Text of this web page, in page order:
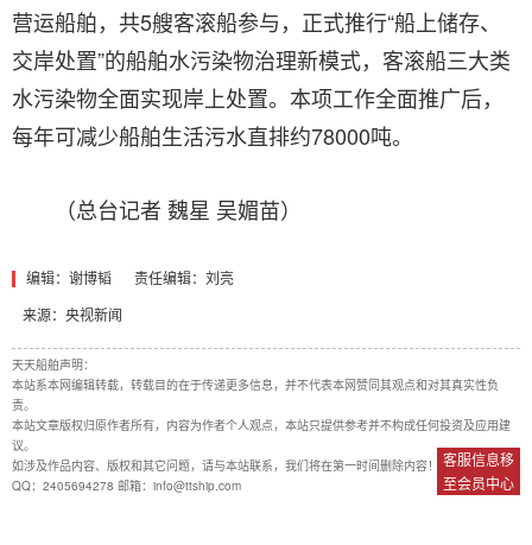
客服信息移
至会员中心
营运船舶，共5艘客滚船参与，正式推行“船上储存、
交岸处置”的船舶水污染物治理新模式，客滚船三大类
水污染物全面实现岸上处置。本项工作全面推广后，
每年可减少船舶生活污水直排约78000吨。
（总台记者 魏星 吴媚苗）
编辑：谢博韬
责任编辑：刘亮
来源：央视新闻
天天船舶声明：
本站系本网编辑转载，转载目的在于传递更多信息，并不代表本网赞同其观点和对其真实性负
责。
本站文章版权归原作者所有，内容为作者个人观点，本站只提供参考并不构成任何投资及应用建
议。
如涉及作品内容、版权和其它问题，请与本站联系，我们将在第一时间删除内容！
QQ：2405694278 邮箱：info@ttship.com